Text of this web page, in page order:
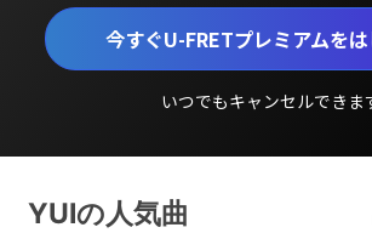
今すぐU-FRETプレミアムを
いつでもキャンセルできま
YUIの人気曲